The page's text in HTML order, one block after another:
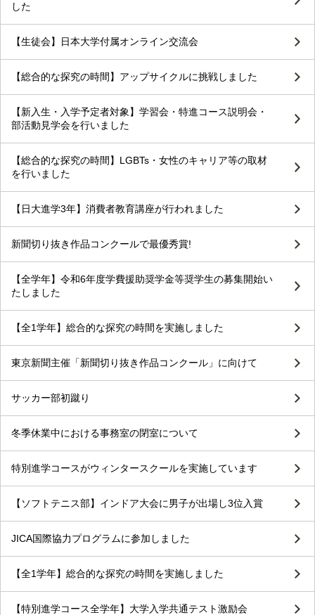
した
【生徒会】日本大学付属オンライン交流会
【総合的な探究の時間】アップサイクルに挑戦しました
【新入生・入学予定者対象】学習会・特進コース説明会・
部活動見学会を行いました
【総合的な探究の時間】LGBTs・女性のキャリア等の取材
を行いました
【日大進学3年】消費者教育講座が行われました
新聞切り抜き作品コンクールで最優秀賞!
【全学年】令和6年度学費援助奨学金等奨学生の募集開始い
たしました
【全1学年】総合的な探究の時間を実施しました
東京新聞主催「新聞切り抜き作品コンクール」に向けて
サッカー部初蹴り
冬季休業中における事務室の閉室について
特別進学コースがウィンタースクールを実施しています
【ソフトテニス部】インドア大会に男子が出場し3位入賞
JICA国際協力プログラムに参加しました
【全1学年】総合的な探究の時間を実施しました
【特別進学コース全学年】大学入学共通テスト激励会